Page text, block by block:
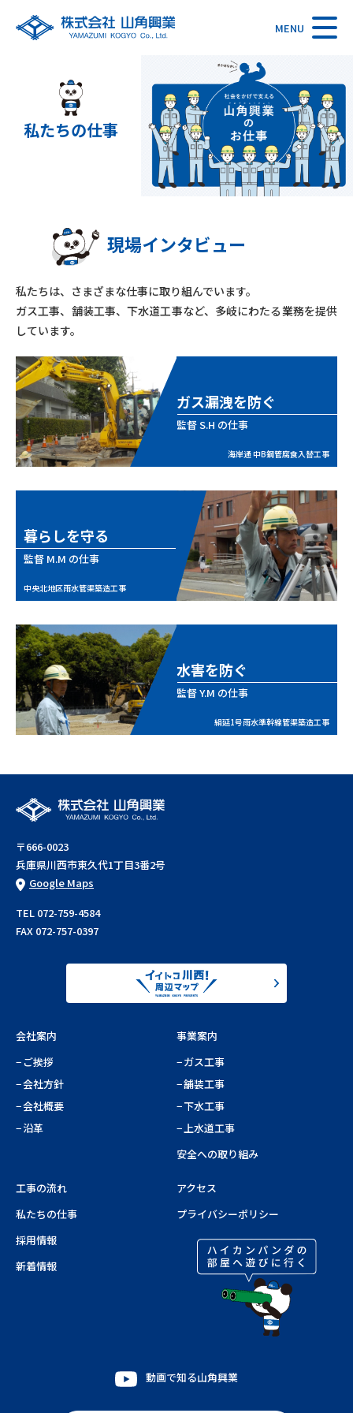
MENU
私たちの仕事
現場インタビュー
私たちは、さまざまな仕事に取り組んでいます。
ガス工事、舗装工事、下水道工事など、多岐にわたる業務を提供
しています。
ガス漏洩を防ぐ
監督S.H の仕事
海岸通 中B鋼管腐食入替工事
暮らしを守る
監督 M.M の仕事
中央北地区雨水管渠築造工事
水害を防ぐ
監督Y.M の仕事
絹延1号雨水準幹線管渠築造工事
〒666-0023
兵庫県川西市東久代1丁目3番2号
Google Maps
TEL 072-759-4584
FAX 072-757-0397
会社案内
ご挨拶
会社方針
会社概要
沿革
事業案内
ガス工事
舗装工事
下水工事
上水道工事
安全への取り組み
工事の流れ
私たちの仕事
採用情報
新着情報
アクセス
プライバシーポリシー
動画で知る山角興業